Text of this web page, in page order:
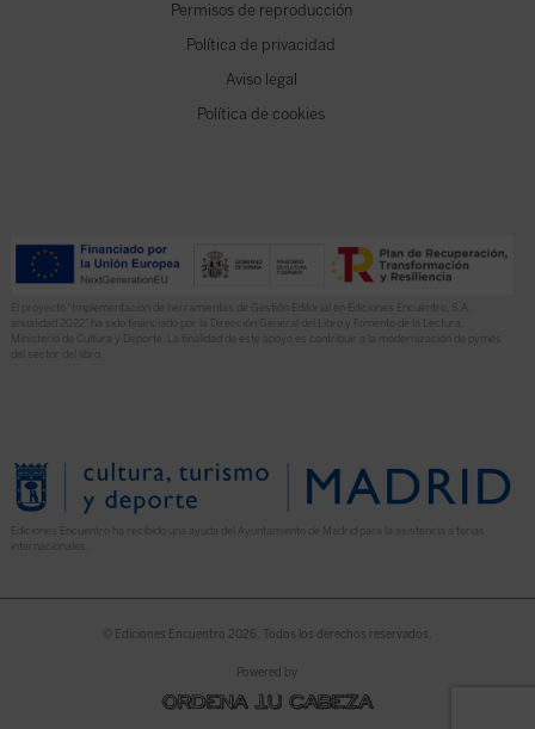
Permisos de reproducción
Política de privacidad
Aviso legal
Política de cookies
El proyecto “Implementación de herramientas de Gestión Editorial en Ediciones Encuentro, S.A.
anualidad 2022” ha sido financiado por la Dirección General del Libro y Fomento de la Lectura,
Ministerio de Cultura y Deporte. La finalidad de este apoyo es contribuir a la modernización de pymes
del sector del libro.
Ediciones Encuentro ha recibido una ayuda del Ayuntamiento de Madrid para la asistencia a ferias
© Ediciones Encuentro 2026. Todos los derechos reservados.
Powered by